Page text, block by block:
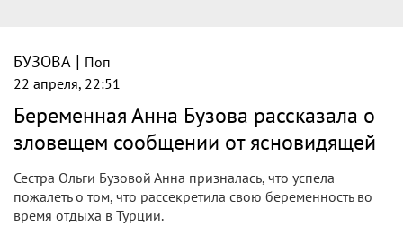
БУЗОВА | Поп
22 апреля, 22:51
Беременная Анна Бузова рассказала о
зловещем сообщении от ясновидящей
Сестра Ольги Бузовой Анна призналась, что успела
пожалеть о том, что рассекретила свою беременность во
время отдыха в Турции.